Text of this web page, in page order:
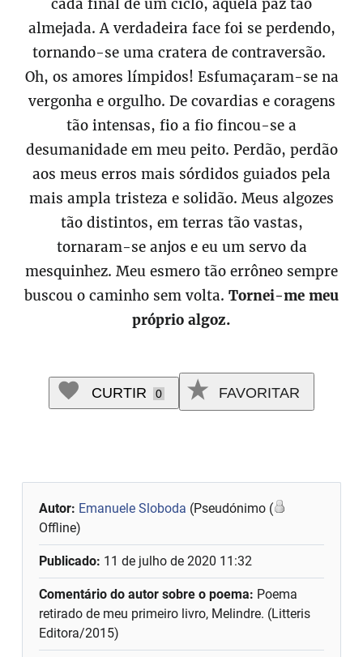
cada final de um ciclo, aquela paz tão
almejada. A verdadeira face foi se perdendo,
tornando-se uma cratera de contraversão.
Oh, os amores límpidos! Esfumaçaram-se na
vergonha e orgulho. De covardias e coragens
tão intensas, fio a fio fincou-se a
desumanidade em meu peito. Perdão, perdão
aos meus erros mais sórdidos guiados pela
mais ampla tristeza e solidão. Meus algozes
tão distintos, em terras tão vastas,
tornaram-se anjos e eu um servo da
mesquinhez. Meu esmero tão errôneo sempre
buscou o caminho sem volta. Tornei-me meu
próprio algoz.
CURTIR 0 FAVORITAR
Autor: Emanuele Sloboda (Pseudónimo (
Offline)
Publicado: 11 de julho de 2020 11:32
Comentário do autor sobre o poema: Poema
retirado de meu primeiro livro, Melindre. (Litteris
Editora/2015)